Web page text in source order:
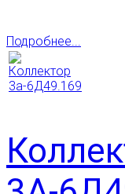
Подробнее...